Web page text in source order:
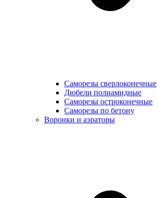
Саморезы сверлоконечные
Дюбели полиамидные
Саморезы остроконечные
Саморезы по бетону
Воронки и аэраторы